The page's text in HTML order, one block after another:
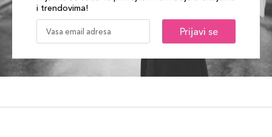
i trendovima!
Prijavi se